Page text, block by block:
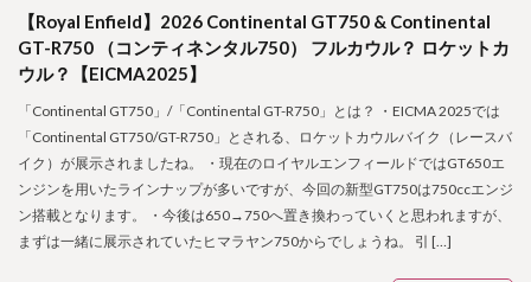
【Royal Enfield】2026 Continental GT750 & Continental
GT-R750 （コンティネンタル750） フルカウル？ ロケットカ
ウル？【EICMA2025】
「Continental GT750」/「Continental GT-R750」とは？ ・EICMA 2025では
「Continental GT750/GT-R750」とされる、ロケットカウルバイク（レースバ
イク）が展示されましたね。 ・現在のロイヤルエンフィールドではGT650エ
ンジンを用いたラインナップが多いですが、今回の新型GT750は750ccエンジ
ン搭載となります。 ・今後は650→750へ置き換わっていくと思われますが、
まずは一緒に展示されていたヒマラヤン750からでしょうね。 引 […]